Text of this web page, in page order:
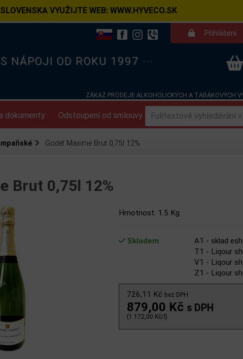
VYUŽIJTE WEB: WWW.HYVECO.SK
Přihlášení
S NÁPOJI OD ROKU 1997 ···
ZÁKAZ PRODEJE ALKOHOLICKÝCH A TABÁKOVÝCH
dokumenty Odstoupení od smlouvy Kontakt Dotazy
Godet Maxime Brut 0,75l 12%
Brut 0,75l 12%
Hmotnost: 1.5 Kg
Skladem
A1 - sklad
T1 - Liqour
V1 - Liqour
Z1 - Liqour
726,11 Kč bez DPH
879,00 Kč s DPH
(1 172,00 Kč/l)